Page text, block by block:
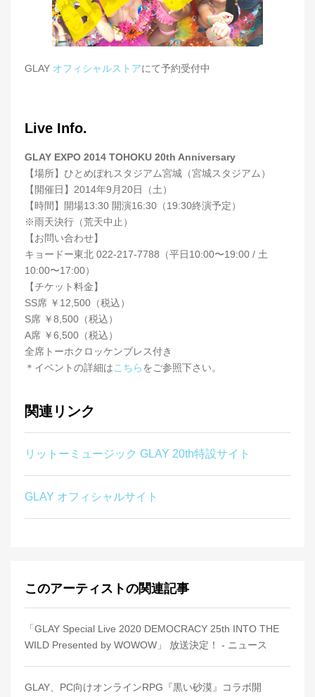
GLAY オフィシャルストアにて予約受付中
Live Info.
GLAY EXPO 2014 TOHOKU 20th Anniversary
【場所】ひとめぼれスタジアム宮城（宮城スタジアム）
【開催日】2014年9月20日（土）
【時間】開場13:30 開演16:30（19:30終演予定）
※雨天決行（荒天中止）
【お問い合わせ】
キョードー東北 022-217-7788（平日10:00〜19:00 / 土
10:00〜17:00）
【チケット料金】
SS席 ￥12,500（税込）
S席 ￥8,500（税込）
A席 ￥6,500（税込）
全席トーホクロッケンブレス付き
＊イベントの詳細はこちらをご参照下さい。
関連リンク
リットーミュージック GLAY 20th特設サイト
GLAY オフィシャルサイト
このアーティストの関連記事
「GLAY Special Live 2020 DEMOCRACY 25th INTO THE
WILD Presented by WOWOW」 放送決定！ - ニュース
GLAY、PC向けオンラインRPG『黒い砂漠』コラボ開